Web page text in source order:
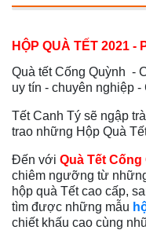
HỘP QUÀ TẾT 2021 -
Quà tết Cống Quỳnh -
uy tín - chuyên nghiệp
Tết Canh Tý sẽ ngập
trao những Hộp Quà
Đến với Quà Tết Cống
chiêm ngưỡng từ
hộp quà Tết cao cấp,
tìm được những mẫu
chiết khấu cao cùng